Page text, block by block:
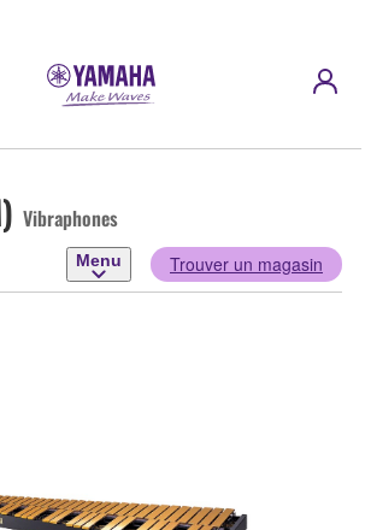
Vibraphones
Menu Trouver un magasin